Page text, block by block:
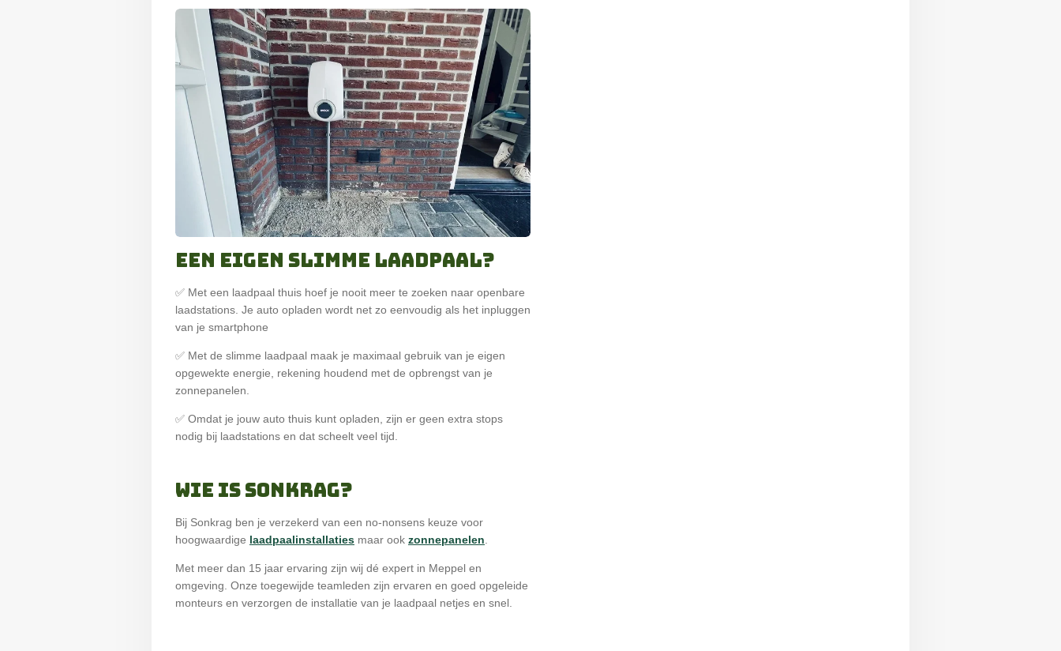
Een eigen slimme laadpaal?
✅ Met een laadpaal thuis hoef je nooit meer te zoeken naar openbare
laadstations. Je auto opladen wordt net zo eenvoudig als het inpluggen
van je smartphone
✅ Met de slimme laadpaal maak je maximaal gebruik van je eigen
opgewekte energie, rekening houdend met de opbrengst van je
zonnepanelen.
✅ Omdat je jouw auto thuis kunt opladen, zijn er geen extra stops
nodig bij laadstations en dat scheelt veel tijd.
Wie is Sonkrag?
Bij Sonkrag ben je verzekerd van een no-nonsens keuze voor
hoogwaardige laadpaalinstallaties maar ook zonnepanelen
Met meer dan 15 jaar ervaring zijn wij dé expert in Meppel en
omgeving. Onze toegewijde teamleden zijn ervaren en goed opgeleide
monteurs en verzorgen de installatie van je laadpaal netjes en snel.